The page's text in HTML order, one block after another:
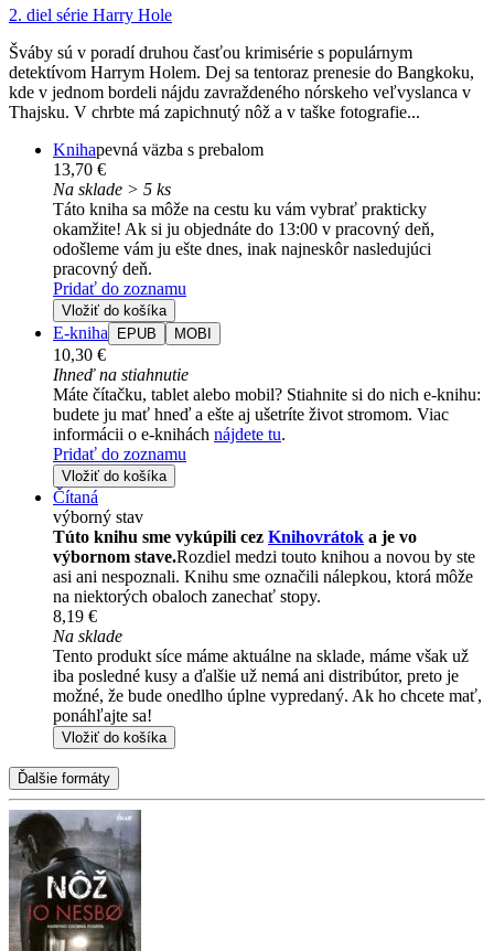
2. diel série Harry Hole
Šváby sú v poradí druhou časťou krimisérie s populárnym
detektívom Harrym Holem. Dej sa tentoraz prenesie do Bangkoku,
kde v jednom bordeli nájdu zavraždeného nórskeho veľvyslanca v
Thajsku. V chrbte má zapichnutý nôž a v taške fotografie...
Knihapevná väzba s prebalom
13,70 €
Na sklade > 5 ks
Táto kniha sa môže na cestu ku vám vybrať prakticky
okamžite! Ak si ju objednáte do 13:00 v pracovný deň,
odošleme vám ju ešte dnes, inak najneskôr nasledujúci
pracovný deň.
Pridať do zoznamu
Vložiť do košíka
E-kniha EPUB MOBI
10,30 €
Ihneď na stiahnutie
Máte čítačku, tablet alebo mobil? Stiahnite si do nich e-knihu:
budete ju mať hneď a ešte aj ušetríte život stromom. Viac
informácii o e-knihách nájdete tu.
Pridať do zoznamu
Vložiť do košíka
Čítaná
výborný stav
Túto knihu sme vykúpili cez Knihovrátok a je vo
výbornom stave.Rozdiel medzi touto knihou a novou by ste
asi ani nespoznali. Knihu sme označili nálepkou, ktorá môže
na niektorých obaloch zanechať stopy.
8,19 €
Na sklade
Tento produkt síce máme aktuálne na sklade, máme však už
iba posledné kusy a ďalšie už nemá ani distribútor, preto je
možné, že bude onedlho úplne vypredaný. Ak ho chcete mať,
ponáhľajte sa!
Vložiť do košíka
Ďalšie formáty